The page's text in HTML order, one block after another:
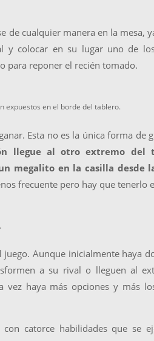
de cualquier manera en la mesa,
y colocar en su lugar uno de
para reponer el recién tomado.
expuestos en el borde del tablero.
Esta no es la única forma de
llegue al otro extremo del
megalito en la casilla desde
frecuente pero hay que tenerlo
Aunque inicialmente haya
a su rival o lleguen al
haya más opciones y más
con catorce habilidades que se